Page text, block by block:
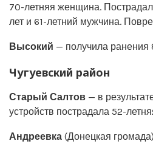
70-летняя женщина.
лет и 61-летний мужчина.
Высокий — получила
Чугуевский район
Старый Салтов — в
устройств пострадала 52-
Андреевка (Донецкая